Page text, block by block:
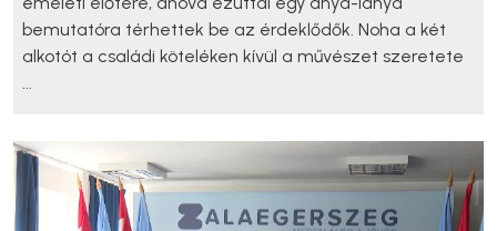
bemutatóra térhettek be az érdeklődők. Noha a két
alkotót a családi köteléken kívül a művészet szeretete
...